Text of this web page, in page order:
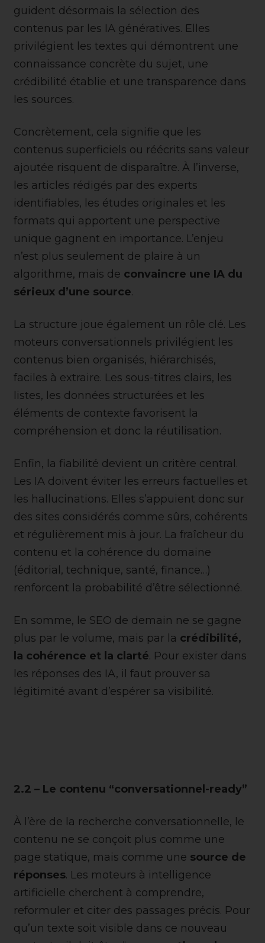
guident désormais la sélection des
contenus par les IA génératives. Elles
privilégient les textes qui démontrent une
connaissance concrète du sujet, une
crédibilité établie et une transparence dans
les sources.
Concrètement, cela signifie que les
contenus superficiels ou réécrits sans valeur
ajoutée risquent de disparaître. À l’inverse,
les articles rédigés par des experts
identifiables, les études originales et les
formats qui apportent une perspective
unique gagnent en importance. L’enjeu
n’est plus seulement de plaire à un
algorithme, mais de convaincre une IA du
sérieux d’une source.
La structure joue également un rôle clé. Les
moteurs conversationnels privilégient les
contenus bien organisés, hiérarchisés,
faciles à extraire. Les sous-titres clairs, les
listes, les données structurées et les
éléments de contexte favorisent la
compréhension et donc la réutilisation.
Enfin, la fiabilité devient un critère central.
Les IA doivent éviter les erreurs factuelles et
les hallucinations. Elles s’appuient donc sur
des sites considérés comme sûrs, cohérents
et régulièrement mis à jour. La fraîcheur du
contenu et la cohérence du domaine
(éditorial, technique, santé, finance…)
renforcent la probabilité d’être sélectionné.
En somme, le SEO de demain ne se gagne
plus par le volume, mais par la crédibilité,
la cohérence et la clarté. Pour exister dans
les réponses des IA, il faut prouver sa
légitimité avant d’espérer sa visibilité.
2.2 – Le contenu “conversationnel-ready”
À l’ère de la recherche conversationnelle, le
contenu ne se conçoit plus comme une
page statique, mais comme une source de
réponses. Les moteurs à intelligence
artificielle cherchent à comprendre,
reformuler et citer des passages précis. Pour
qu’un texte soit visible dans ce nouveau